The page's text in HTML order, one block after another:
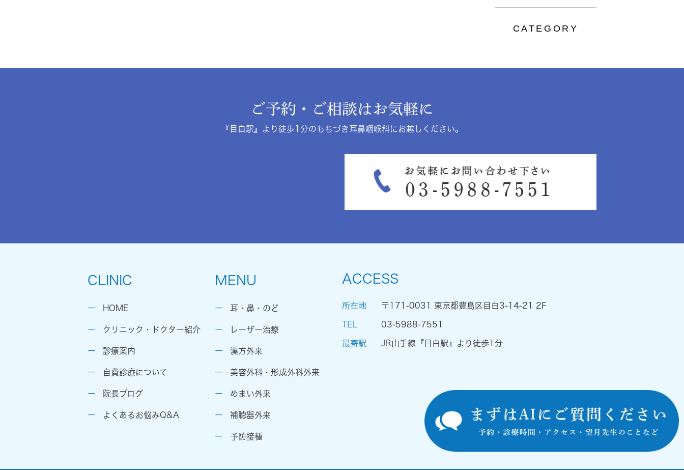
CATEGORY
ご予約・ご相談はお気軽に
『目白駅』より徒歩1分のもちづき耳鼻咽喉科にお越しください。
CLINIC
HOME
クリニック・ドクター紹介
診療案内
自費診療について
院長ブログ
よくあるお悩みQ&A
MENU
耳・鼻・のど
レーザー治療
漢方外来
美容外科・形成外科外来
めまい外来
補聴器外来
予防接種
ACCESS
所在地 〒171-0031 東京都豊島区目白3-14-21 2F
TEL 03-5988-7551
最寄駅 JR山手線『目白駅』より徒歩1分